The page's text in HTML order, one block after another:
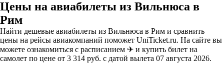
Цены на авиабилеты из Вильнюса в
Рим
Найти дешевые авиабилеты из Вильнюса в Рим и сравнить
цены на рейсы авиакомпаний поможет UniTicket.ru. На сайте вы
можете ознакомиться с расписанием ✈ и купить билет на
самолет по цене от 3 314 руб. с датой вылета 07 августа 2026.